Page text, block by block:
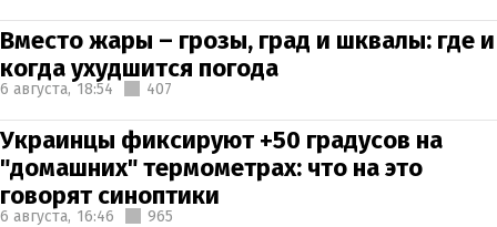
Вместо жары – грозы, град и шквалы: где и
когда ухудшится погода
6 августа, 18:54 407
Украинцы фиксируют +50 градусов на
"домашних" термометрах: что на это
говорят синоптики
6 августа, 16:46 965